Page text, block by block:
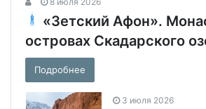
«Зетский Афон».
островах Скадарского
Подробнее
3 июля 2026